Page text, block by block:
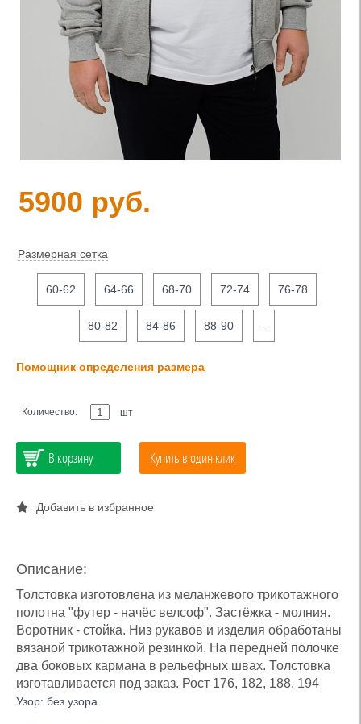
5900 руб.
Размерная сетка
60-62 64-66 68-70 72-74 76-78
80-82 84-86 88-90 -
Помощник определения размера
Количество: шт
В корзину Купить в один клик
Добавить в избранное
Описание:
Толстовка изготовлена из меланжевого трикотажного
полотна "футер - начёс велсоф". Застёжка - молния.
Воротник - стойка. Низ рукавов и изделия обработаны
вязаной трикотажной резинкой. На передней полочке
два боковых кармана в рельефных швах. Толстовка
изготавливается под заказ. Рост 176, 182, 188, 194
Узор: без узора